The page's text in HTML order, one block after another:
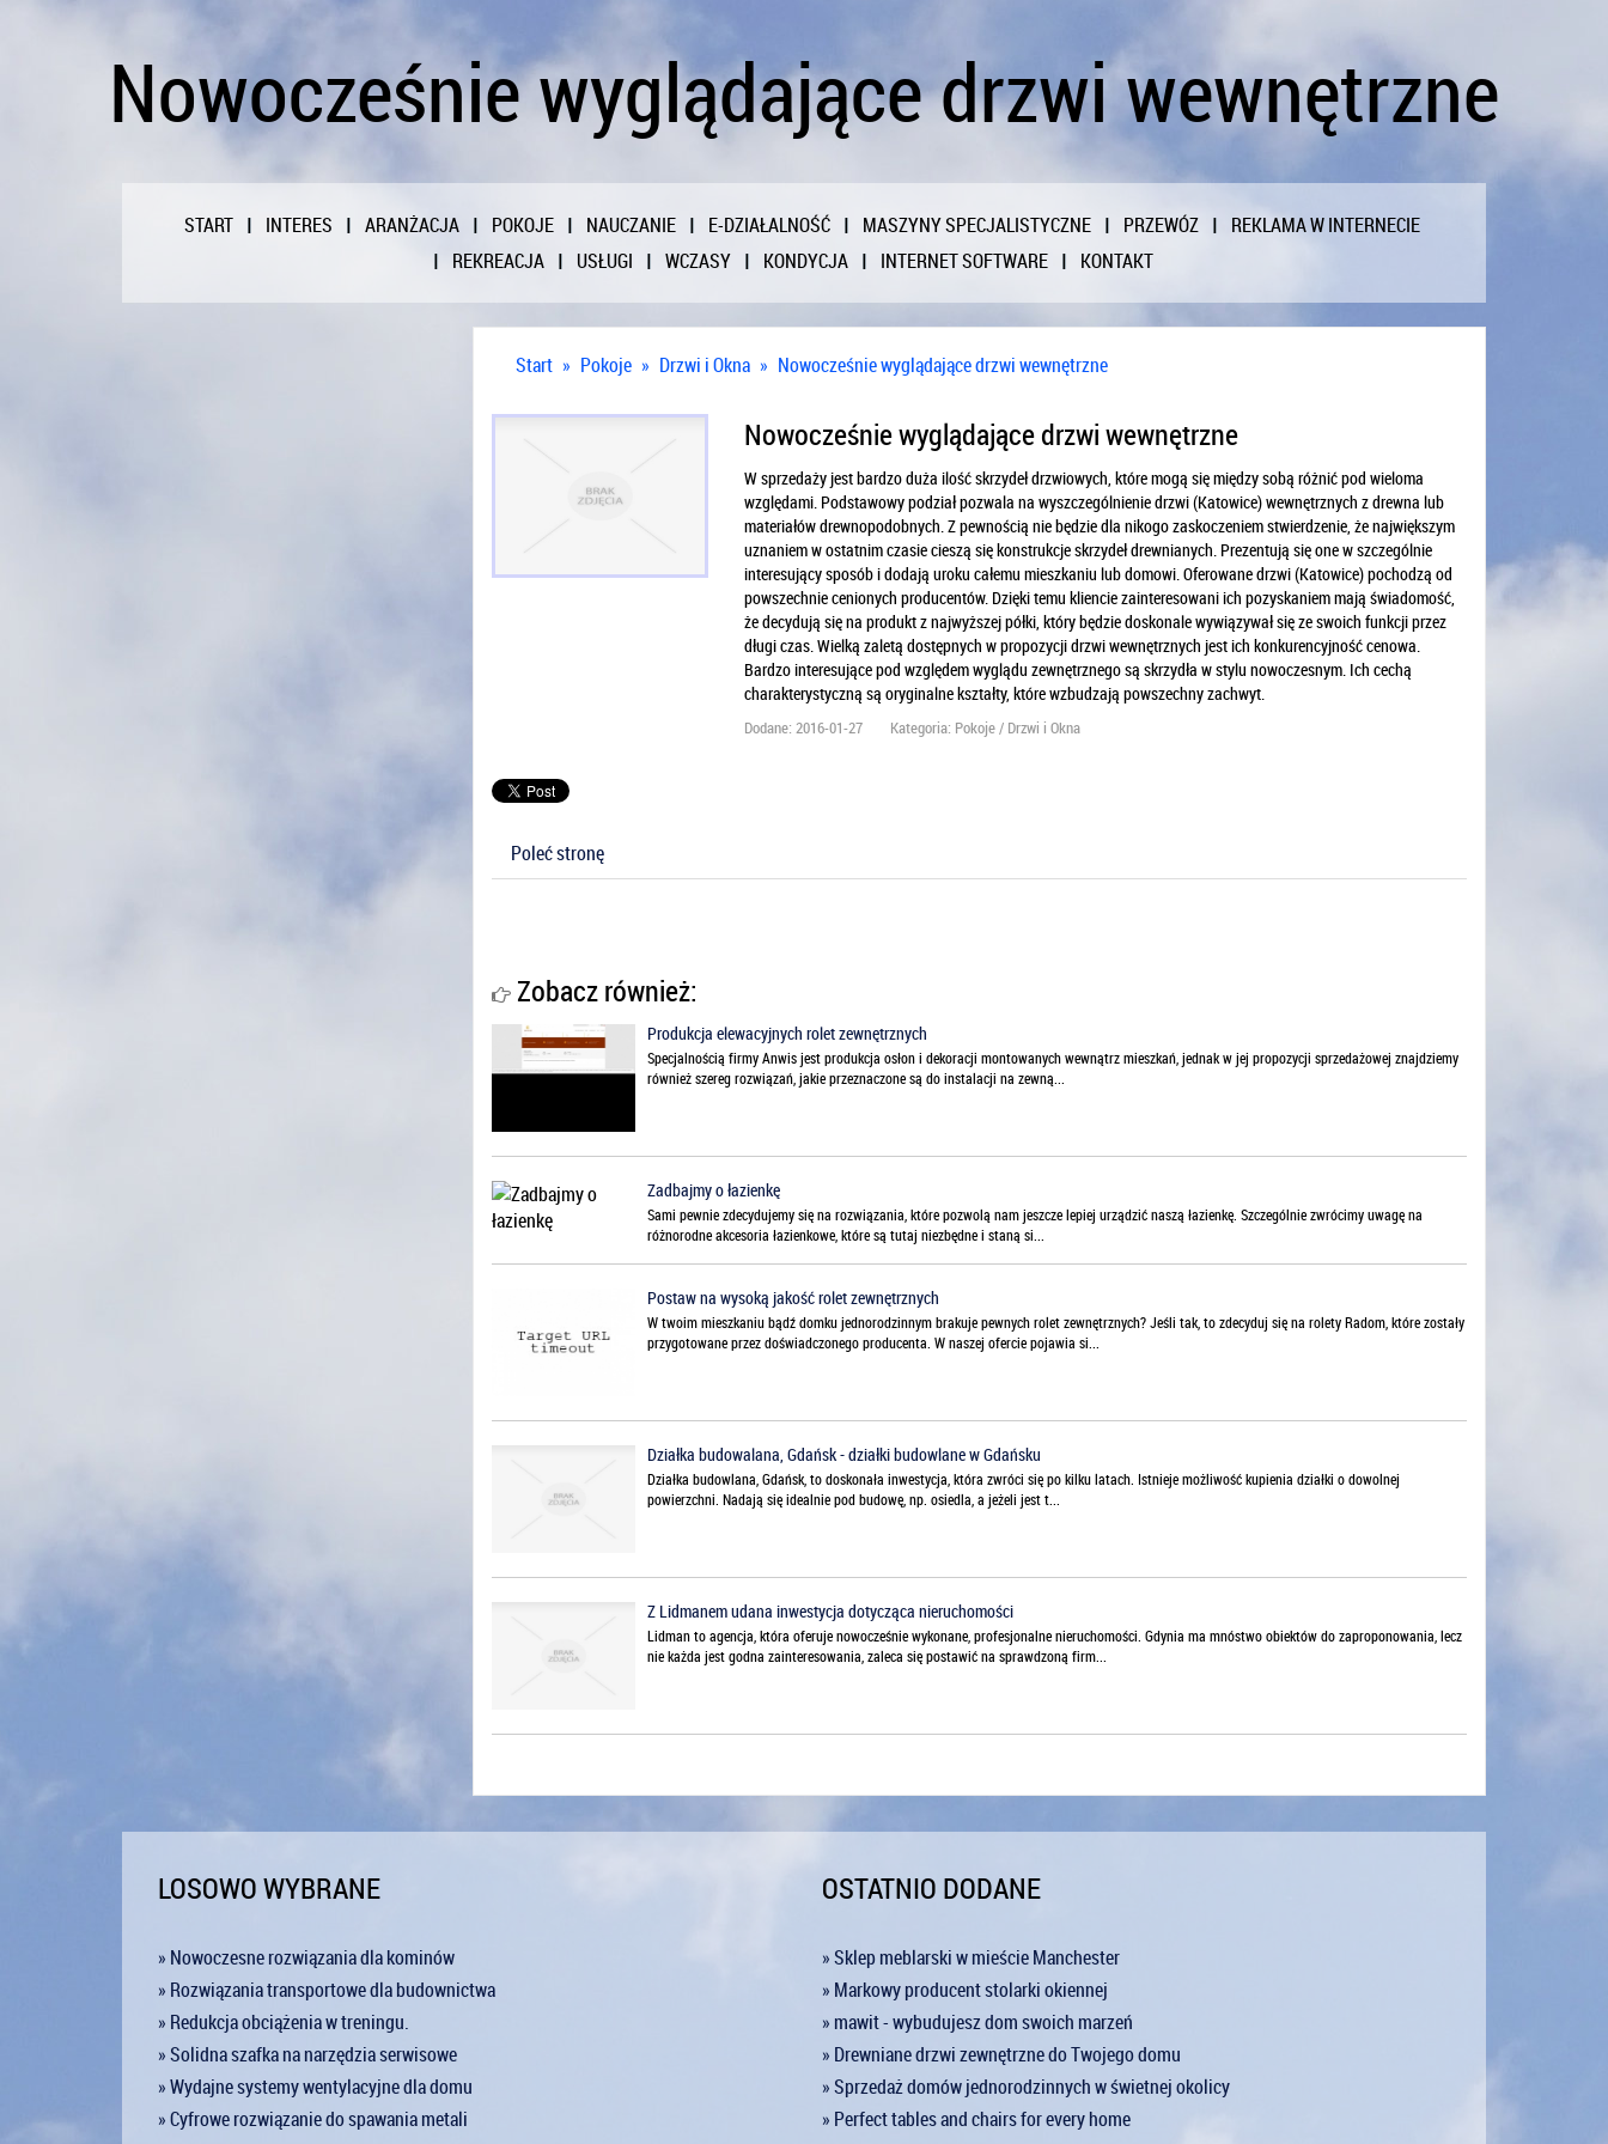
Nowocześnie wyglądające drzwi wewnętrzne
START INTERES ARANŻACJA POKOJE NAUCZANIE E-DZIAŁALNOŚĆ MASZYNY SPECJALISTYCZNE PRZEWÓZ
REKLAMA W INTERNECIE
REKREACJA
USŁUGI WCZASY KONDYCJA INTERNET SOFTWARE KONTAKT
Start » Pokoje » Drzwi i Okna » Nowocześnie wyglądające drzwi wewnętrzne
Nowocześnie wyglądające drzwi wewnętrzne
W sprzedaży jest bardzo duża ilość skrzydeł drzwiowych, które mogą się między sobą różnić pod wieloma
względami. Podstawowy podział pozwala na wyszczególnienie drzwi (Katowice) wewnętrznych z drewna lub
materiałów drewnopodobnych. Z pewnością nie będzie dla nikogo zaskoczeniem stwierdzenie, że największym
uznaniem w ostatnim czasie cieszą się konstrukcje skrzydeł drewnianych. Prezentują się one w szczególnie
interesujący sposób i dodają uroku całemu mieszkaniu lub domowi. Oferowane drzwi (Katowice) pochodzą od
powszechnie cenionych producentów. Dzięki temu kliencie zainteresowani ich pozyskaniem mają świadomość,
że decydują się na produkt z najwyższej półki, który będzie doskonale wywiązywał się ze swoich funkcji przez
długi czas. Wielką zaletą dostępnych w propozycji drzwi wewnętrznych jest ich konkurencyjność cenowa.
Bardzo interesujące pod względem wyglądu zewnętrznego są skrzydła w stylu nowoczesnym. Ich cechą
charakterystyczną są oryginalne kształty, które wzbudzają powszechny zachwyt.
Dodane: 2016-01-27 Kategoria: Pokoje / Drzwi i Okna
Poleć stronę
Zobacz również:
Produkcja elewacyjnych rolet zewnętrznych
Specjalnością firmy Anwis jest produkcja osłon i dekoracji montowanych wewnątrz mieszkań, jednak w jej propozycji sprzedażowej znajdziemy
również szereg rozwiązań, jakie przeznaczone są do instalacji na zewną...
Zadbajmy o łazienkę
Sami pewnie zdecydujemy się na rozwiązania, które pozwolą nam jeszcze lepiej urządzić naszą łazienkę. Szczególnie zwrócimy uwagę na
różnorodne akcesoria łazienkowe, które są tutaj niezbędne i staną si...
Postaw na wysoką jakość rolet zewnętrznych
W twoim mieszkaniu bądź domku jednorodzinnym brakuje pewnych rolet zewnętrznych? Jeśli tak, to zdecyduj się na rolety Radom, które zostały
przygotowane przez doświadczonego producenta. W naszej ofercie pojawia si...
Działka budowalana, Gdańsk - działki budowlane w Gdańsku
Działka budowlana, Gdańsk, to doskonała inwestycja, która zwróci się po kilku latach. Istnieje możliwość kupienia działki o dowolnej
powierzchni. Nadają się idealnie pod budowę, np. osiedla, a jeżeli jest t...
Z Lidmanem udana inwestycja dotycząca nieruchomości
Lidman to agencja, która oferuje nowocześnie wykonane, profesjonalne nieruchomości. Gdynia ma mnóstwo obiektów do zaproponowania, lecz
nie każda jest godna zainteresowania, zaleca się postawić na sprawdzoną firm...
LOSOWO WYBRANE
» Nowoczesne rozwiązania dla kominów
» Rozwiązania transportowe dla budownictwa
» Redukcja obciążenia w treningu.
» Solidna szafka na narzędzia serwisowe
» Wydajne systemy wentylacyjne dla domu
» Cyfrowe rozwiązanie do spawania metali
OSTATNIO DODANE
» Sklep meblarski w mieście Manchester
» Markowy producent stolarki okiennej
» mawit - wybudujesz dom swoich marzeń
» Drewniane drzwi zewnętrzne do Twojego domu
» Sprzedaż domów jednorodzinnych w świetnej okolicy
» Perfect tables and chairs for every home